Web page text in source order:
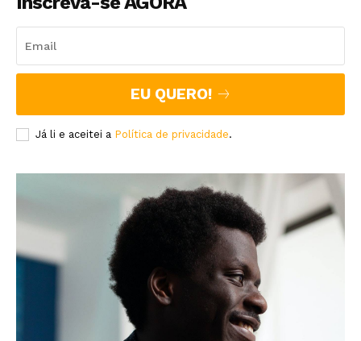
EU QUERO!
Já li e aceitei a Política de privacidade.